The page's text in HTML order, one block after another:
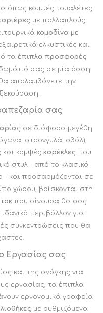
όπως κομψές τουαλέτες
με πολλαπλούς
κομοδίνα με
ελκυστικές και
τα έπιπλα προσφορές
σας σε μία όαση
απολαμβάνετε την
σας
ς σε διάφορα μεγέθη
στρογγυλά, οβάλ),
κομψές καρέκλες που
στυλ - από το κλασικό
- και προσαρμόζονται σε
χώρου, βρίσκονται στη
που σίγουρα θα σας
περιβάλλον για
συγκεντρώσεις που θα
Εργασίας σας
και της ανάγκης για
εργασίας, τα έπιπλα
εργονομικά γραφεία
με ρυθμιζόμενα